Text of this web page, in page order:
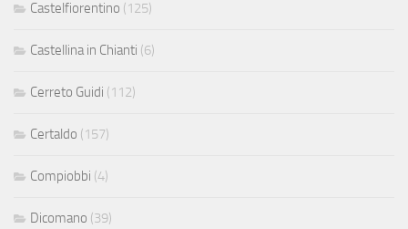
Castelfiorentino (125)
Castellina in Chianti (6)
Cerreto Guidi (112)
Certaldo (157)
Compiobbi (4)
Dicomano (39)